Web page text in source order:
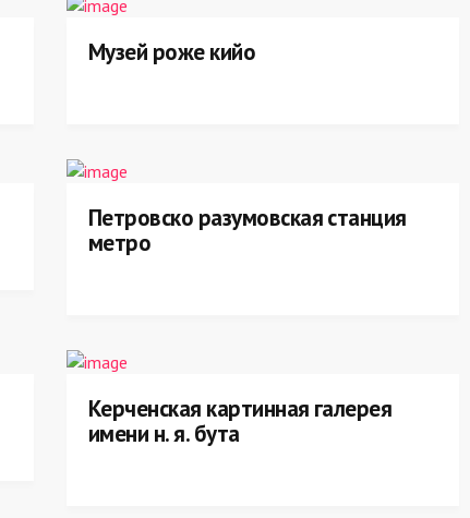
Музей роже кийо
Петровско разумовская станция
метро
Керченская картинная галерея
имени н. я. бута